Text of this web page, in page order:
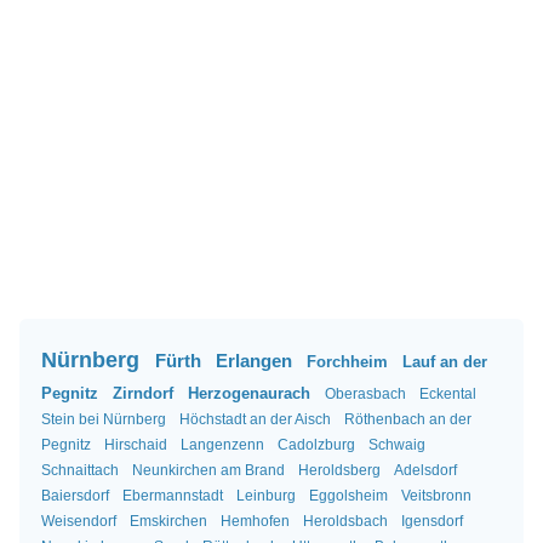
Nürnberg Fürth Erlangen Forchheim
Lauf an der
Pegnitz
Zirndorf Herzogenaurach Oberasbach
Eckental
Stein bei Nürnberg
Höchstadt an der Aisch
Röthenbach an der
Pegnitz
Hirschaid Langenzenn Cadolzburg
Schwaig
Schnaittach
Neunkirchen am Brand Heroldsberg
Adelsdorf
Baiersdorf
Ebermannstadt Leinburg Eggolsheim
Veitsbronn
Weisendorf
Emskirchen Hemhofen Heroldsbach
Igensdorf